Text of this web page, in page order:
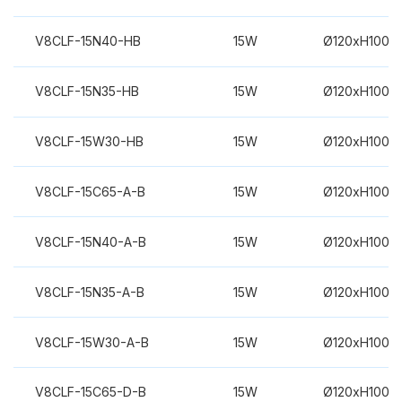
V8CLF-15N40-HB 15W
V8CLF-15N35-HB 15W
V8CLF-15W30-HB 15W
V8CLF-15C65-A-B 15W
V8CLF-15N40-A-B 15W
V8CLF-15N35-A-B 15W
V8CLF-15W30-A-B 15W
V8CLF-15C65-D-B 15W